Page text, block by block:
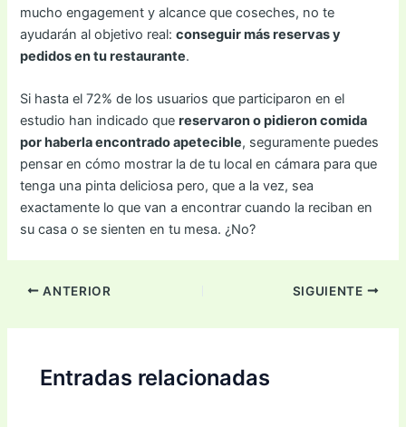
mucho engagement y alcance que coseches, no te
ayudarán al objetivo real:conseguir más reservas y
pedidos en tu restaurante.
Si hasta el 72% de los usuarios que participaron en el
estudio han indicado quereservaron o pidieron comida
por haberla encontrado apetecible, seguramente puedes
pensar en cómo mostrar la de tu local en cámara para que
tenga una pinta deliciosa pero, que a la vez, sea
exactamente lo que van a encontrar cuando la reciban en
su casa o se sienten en tu mesa. ¿No?
ANTERIOR SIGUIENTE
Entradas relacionadas